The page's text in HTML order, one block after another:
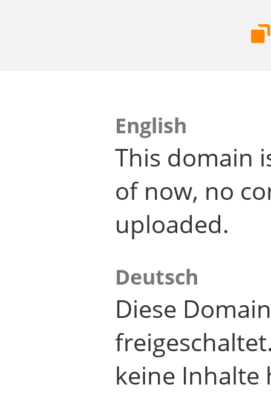
English
This domain
of now, no
uploaded.
Deutsch
Diese
keine Inhalte